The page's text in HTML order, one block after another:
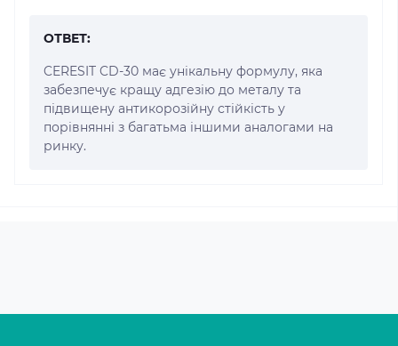
ОТВЕТ:
CERESIT CD-30 має унікальну формулу, яка
забезпечує кращу адгезію до металу та
підвищену антикорозійну стійкість у
порівнянні з багатьма іншими аналогами на
ринку.